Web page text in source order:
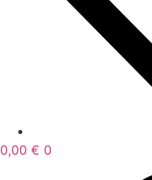
0,00 € 0